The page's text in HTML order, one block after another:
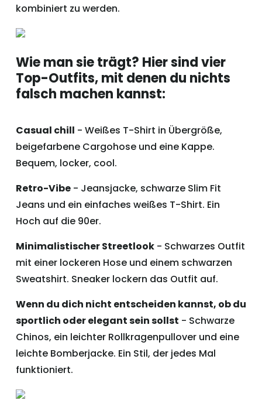
kombiniert zu werden.
Wie man sie trägt? Hier sind vier
Top-Outfits, mit denen du nichts
falsch machen kannst:
Casual chill - Weißes T-Shirt in Übergröße,
beigefarbene Cargohose und eine Kappe.
Bequem, locker, cool.
Retro-Vibe - Jeansjacke, schwarze Slim Fit
Jeans und ein einfaches weißes T-Shirt. Ein
Hoch auf die 90er.
Minimalistischer Streetlook - Schwarzes Outfit
mit einer lockeren Hose und einem schwarzen
Sweatshirt. Sneaker lockern das Outfit auf.
Wenn du dich nicht entscheiden kannst, ob du
sportlich oder elegant sein sollst - Schwarze
Chinos, ein leichter Rollkragenpullover und eine
leichte Bomberjacke. Ein Stil, der jedes Mal
funktioniert.